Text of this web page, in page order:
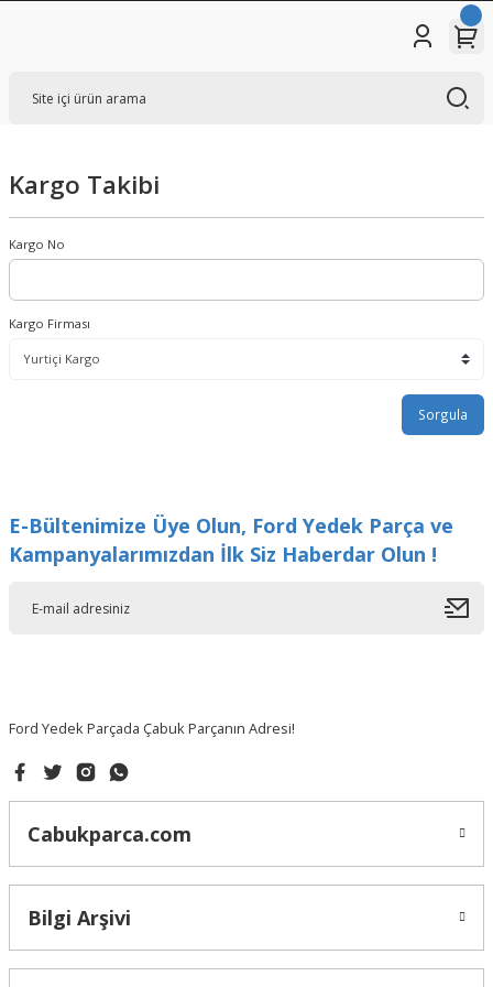
Kargo Takibi
Kargo No
Kargo Firması
Sorgula
E-Bültenimize Üye Olun, Ford Yedek Parça ve
Kampanyalarımızdan İlk Siz Haberdar Olun !
Ford Yedek Parçada Çabuk Parçanın Adresi!
Cabukparca.com
Bilgi Arşivi